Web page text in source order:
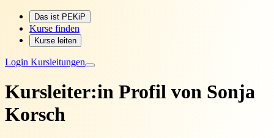
Das ist PEKiP
Kurse finden
Kurse leiten
Login Kursleitungen
Kursleiter:in Profil von Sonja
Korsch